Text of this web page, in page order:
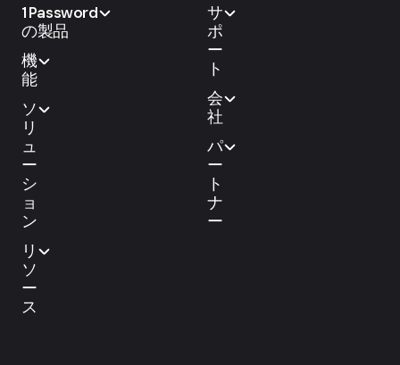
1Password
の製品
機
能
ソ
リ
ュ
ー
シ
ョ
ン
リ
ソ
ー
ス
サ
ポ
ー
ト
会
社
パ
ー
ト
ナ
ー